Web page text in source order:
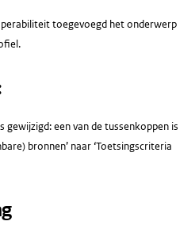
toegevoegd het onderwerp
gewijzigd: een van de tussenkoppen is
bronnen’ naar ‘Toetsingscriteria